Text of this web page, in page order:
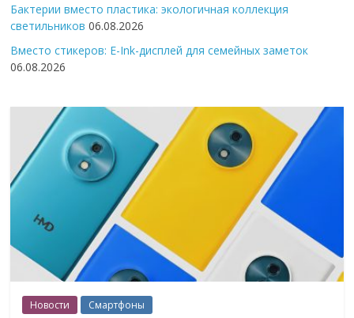
Бактерии вместо пластика: экологичная коллекция
светильников 06.08.2026
Вместо стикеров: E-Ink-дисплей для семейных заметок
06.08.2026
Новости Смартфоны